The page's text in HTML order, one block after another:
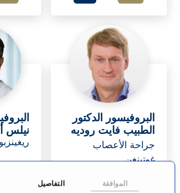
الموافقة التفاصيل
نيلس
البروفيسور الدكتور
الطبيب فايت روديه
جراحة الأعصاب
غوتينغن
الانتقال إلى